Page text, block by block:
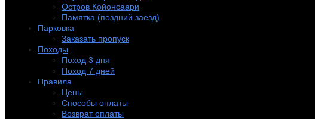
Остров Койонсаари
Памятка (поздний заезд)
Парковка
Заказать пропуск
Походы
Поход 3 дня
Поход 7 дней
Правила
Цены
Способы оплаты
Возврат оплаты